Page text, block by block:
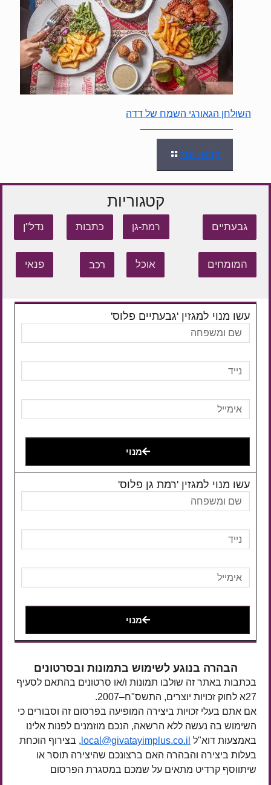
השולחן הגאורגי השמח של דדה
קראו עוד
קטגוריות
גבעתיים רמת-גן כתבות נדל"ן
המומחים אוכל רכב פנאי
עשו מנוי למגזין 'גבעתיים פלוס'
מנוי
עשו מנוי למגזין 'רמת גן פלוס'
מנוי
הבהרה בנוגע לשימוש בתמונות ובסרטונים
בכתבות באתר זה שולבו תמונות ו/או סרטונים בהתאם לסעיף
27א לחוק זכויות יוצרים, התשס"ח–2007.
אם אתם בעלי זכויות ביצירה המופיעה בפרסום זה וסבורים כי
השימוש בה נעשה ללא הרשאה, הנכם מוזמנים לפנות אלינו
באמצעות דוא"ל local@givatayimplus.co.il , בצירוף הוכחת
בעלות ביצירה והבהרה האם ברצונכם שהיצירה תוסר או
שיתווסף קרדיט מתאים על שמכם במסגרת הפרסום